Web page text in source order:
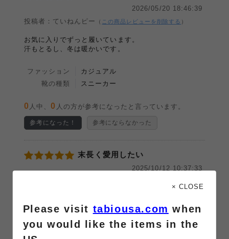
2026/05/20 18:46:39
投稿者：ていねんピー
（ この商品レビューを削除する ）
お気に入りでずっと履いています。
汗もとるし、冬は暖かいです。
ファッション
カジュアル
靴の種類
スニーカー
0 人中、0 人の方が参考になったと言っています。
参考になった！ 参考にならなかった
末長く愛用したい
2025/10/12 10:37:33
感、靴の中で滑りにくい生地、私の探し求めていた靴下
真夏で一日中履いても全く臭わないのが凄い。
× CLOSE
Please visit tabiousa.com when
you would like the items in the